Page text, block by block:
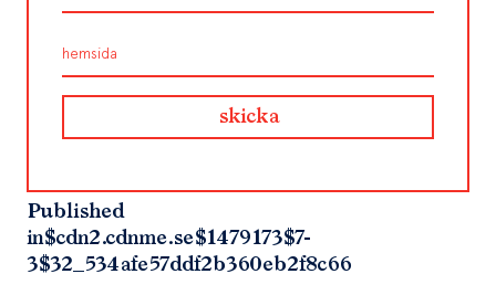
Published
in$cdn2.cdnme.se$1479173$7-
3$32_534afe57ddf2b360eb2f8c66